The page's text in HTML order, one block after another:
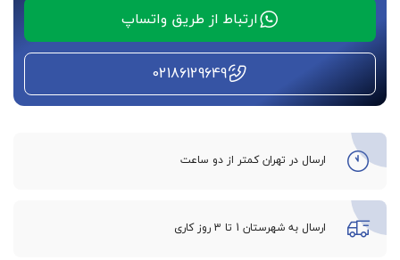
ارتباط از طریق واتساپ
02186129649
ارسال در تهران کمتر از دو ساعت
ارسال به شهرستان 1 تا 3 روز کاری